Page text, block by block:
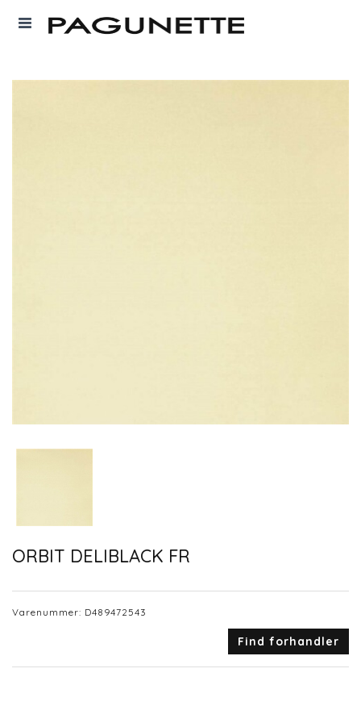
ORBIT DELIBLACK FR
Varenummer: D489472543
Find forhandler